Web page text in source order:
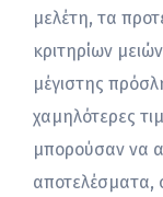
μελέτη, τα
κριτηρίων
μέγιστης
χαμηλότερες
μπορούσαν να
αποτελέσματα,